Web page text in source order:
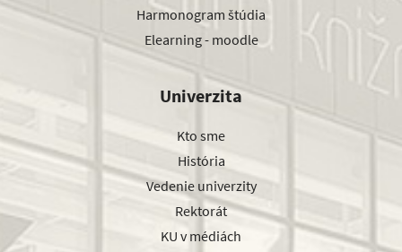
Harmonogram štúdia
Elearning - moodle
Univerzita
Kto sme
História
Vedenie univerzity
Rektorát
KU v médiách